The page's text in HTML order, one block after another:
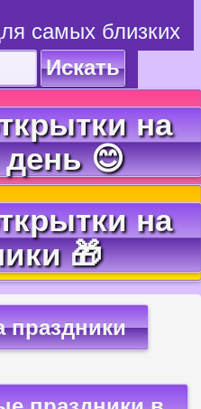
самых близких
Искать
на
😊
на
🎁
праздники